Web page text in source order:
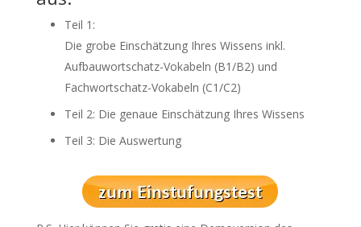
Teil 1:
Die grobe Einschätzung Ihres Wissens inkl.
Aufbauwortschatz-Vokabeln (B1/B2) und
Fachwortschatz-Vokabeln (C1/C2)
Teil 2: Die genaue Einschätzung Ihres Wissens
Teil 3: Die Auswertung